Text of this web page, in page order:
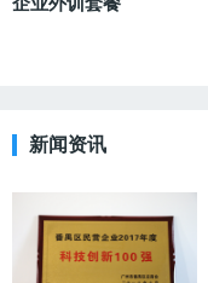
新闻资讯